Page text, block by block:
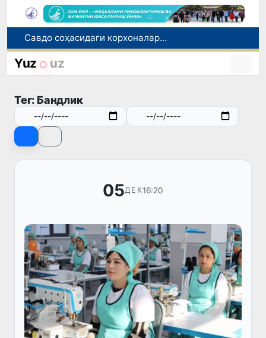
Савдо соҳасидаги корхоналар 18,8 трлн сўмдан ортиқ солиқ тўлади
Нукус шаҳрига янги прокурор тайинланди
Миграция агентлигида 1 млрд сўмдан ортиқ маблағ талон-торож қилингани фош этилди
Yuz uz
Тег: Бандлик
05ДЕК16:20